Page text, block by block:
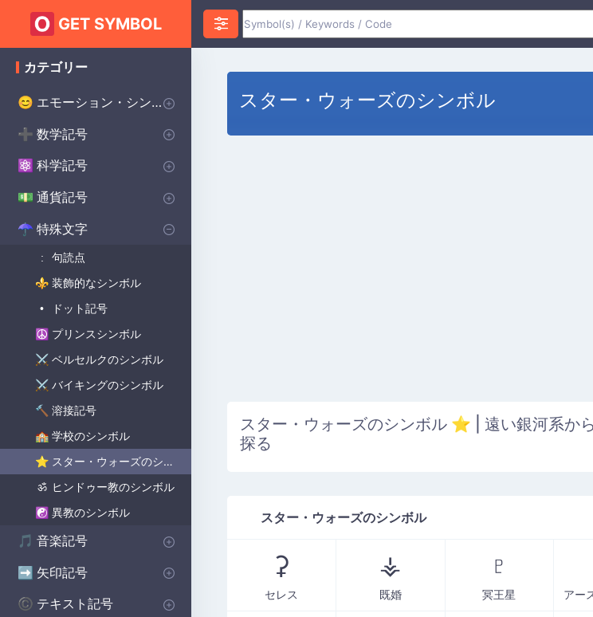
GET SYMBOL
スター・ウォーズのシンボル
スター・ウォーズのシンボル ⭐ | 遠い銀河系か
探る
スター・ウォーズのシンボル
⚳
セレス
⚶
既婚
♇
冥王星 アー
カテゴリー
😊 エモーション・シンボル
ハートのシンボル
愛のシンボル
怒りのシンボル
不安のシンボル
ハッピーシンボル
悲しいシンボル
サプライズシンボル
恐怖のシンボル
スマイリーシンボル
誓いのシンボル
幸運のシンボル
➕ 数学記号
インフィニティ・シンボル
代数記号
幾何学記号
円周率記号
デルタ記号
平方根記号
アルファシンボル
より大きい記号
より小さい記号
シグマシンボル
プラスマイナス記号
除算記号
ラムダ記号
統計記号
合計記号
⚛️ 科学記号
化学記号
物理記号
シータ記号
度記号
オメガシンボル
生物学の記号
💵 通貨記号
世界の主要通貨
セント記号
ポンド通貨記号
日本円 通貨記号
☂︎ 特殊文字
: 句読点
⚜ 装飾的なシンボル
• ドット記号
☮️ プリンスシンボル
⚔️ ベルセルクのシンボル
⚔️ バイキングのシンボル
🔨 溶接記号
🏫 学校のシンボル
⭐ スター・ウォーズのシンボル
ॐ ヒンドゥー教のシンボル
☯️ 異教のシンボル
🎵 音楽記号
備考 記号
記号
休符記号
音楽記号を繰り返す
➡️ 矢印記号
方向矢印
下矢印記号
右矢印記号
上矢印記号
キャレット矢印記号
©️ テキスト記号